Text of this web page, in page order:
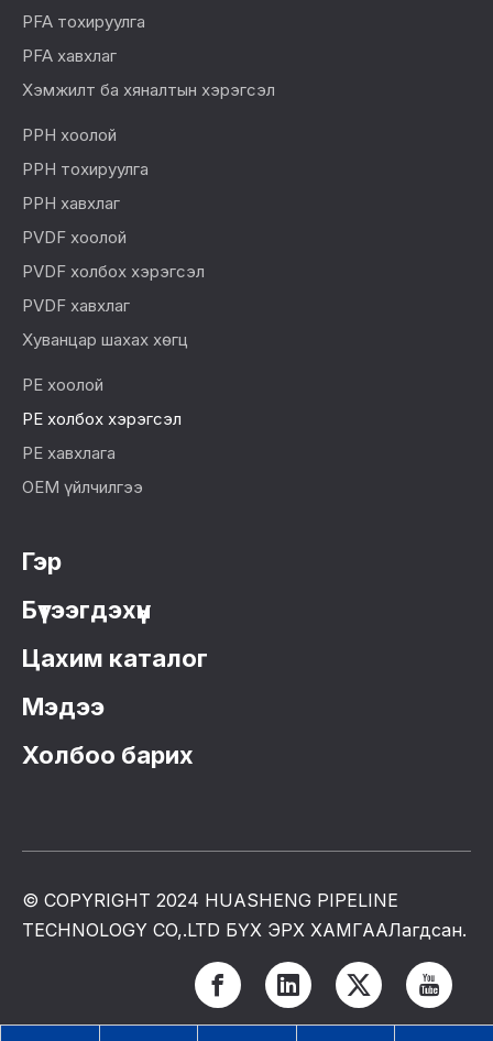
PFA тохируулга
PFA хавхлаг
Хэмжилт ба хяналтын хэрэгсэл
PPH хоолой
PPH тохируулга
PPH хавхлаг
PVDF хоолой
PVDF холбох хэрэгсэл
PVDF хавхлаг
Хуванцар шахах хөгц
PE хоолой
PE холбох хэрэгсэл
PE хавхлага
OEM үйлчилгээ
Гэр
Бүтээгдэхүүн
Цахим каталог
Мэдээ
Холбоо барих
© COPYRIGHT 2024 HUASHENG PIPELINE
TECHNOLOGY CO,.LTD БҮХ ЭРХ ХАМГААЛагдсан.